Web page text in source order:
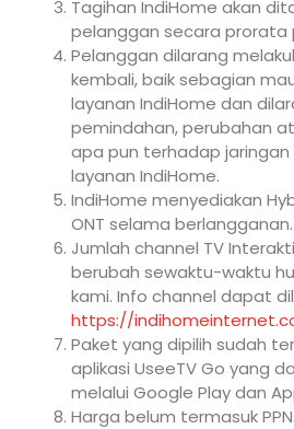
Tagihan IndiHome akan
pelanggan secara
Pelanggan dilarang
kembali, baik sebagian
layanan IndiHome dan
pemindahan, perubahan
apa pun terhadap jaringan
layanan IndiHome.
IndiHome menyediakan
ONT selama berlangganan.
Jumlah channel TV
berubah sewaktu-waktu
kami. Info channel dapat
https://
Paket yang dipilih sudah
aplikasi UseeTV Go yang
melalui Google Play dan
Harga belum termasuk PPN.